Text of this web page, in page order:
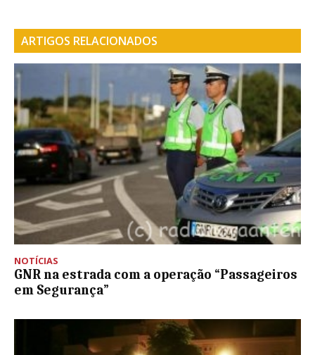
ARTIGOS RELACIONADOS
NOTÍCIAS
GNR na estrada com a operação “Passageiros
em Segurança”